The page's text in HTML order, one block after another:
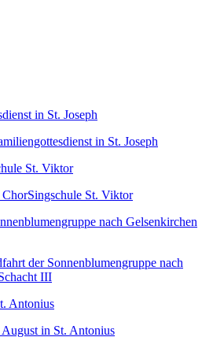
in St. Joseph
St. Viktor
der Sonnenblumengruppe nach
III
in St. Antonius